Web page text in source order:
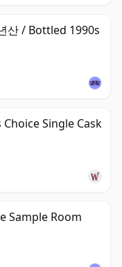
산 / Bottled 1990s
Single Cask
Sample Room